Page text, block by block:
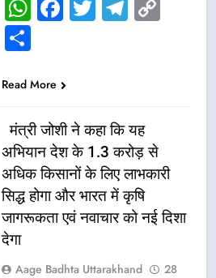
WhatsApp
Facebook
Twitter
Share
Read More
मंत्री जोशी ने कहा कि यह
अभियान देश के 1.3 करोड़ से
अधिक किसानों के लिए लाभकारी
सिद्ध होगा और भारत में कृषि
जागरूकता एवं नवाचार को नई दिशा
देगा
Aage Badhta Uttarakhand
28